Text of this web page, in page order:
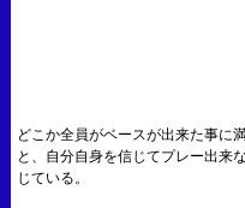
どこか全員がベースが出来た事に
と、自分自身を信じてプレー出来
じている。